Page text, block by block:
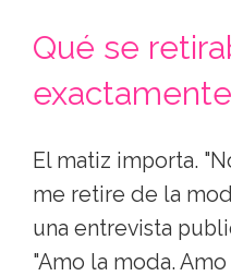
Qué se
exactamente
El matiz importa.
me retire de la
una entrevista
"Amo la moda.